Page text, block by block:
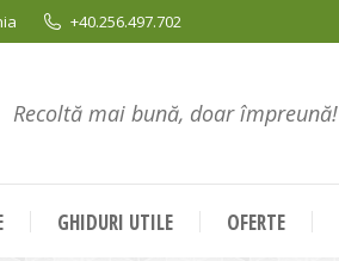
+40.256.497.702
Recoltă mai bună, doar împreună!
GHIDURI UTILE OFERTE